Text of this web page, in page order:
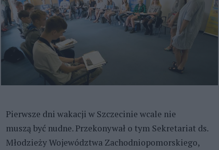
Pierwsze dni wakacji w Szczecinie wcale nie
muszą być nudne. Przekonywał o tym Sekretariat ds.
Młodzieży Województwa Zachodniopomorskiego,